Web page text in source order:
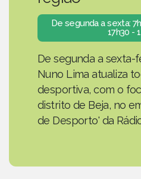
De segunda a sexta:
17h30 -
De segunda a sexta-
Nuno Lima atualiza
desportiva, com o
distrito de Beja, no
de Desporto' da